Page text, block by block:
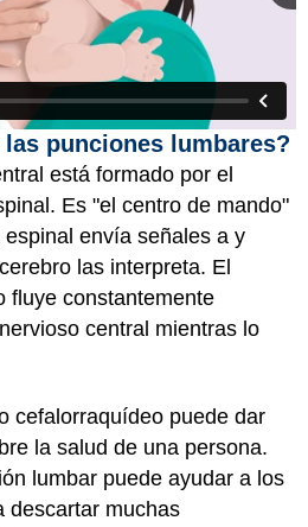
punciones lumbares?
está formado por el
Es "el centro de mando"
envía señales a y
las interpreta. El
fluye constantemente
central mientras lo
cefalorraquídeo puede dar
la salud de una persona.
lumbar puede ayudar a los
descartar muchas